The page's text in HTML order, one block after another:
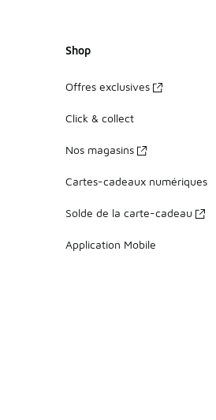
Shop
Offres exclusives
Click & collect
Nos magasins
Cartes-cadeaux numériques
Solde de la carte-cadeau
Application Mobile